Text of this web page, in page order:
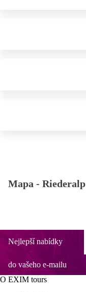
Mapa - Riederalp
Nejlepší nabídky
do vašeho e-mailu
O EXIM tours